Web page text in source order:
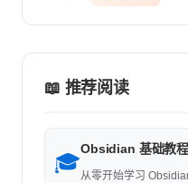
📖 推荐阅读
🎓
Obsidian 基础教程
从零开始学习